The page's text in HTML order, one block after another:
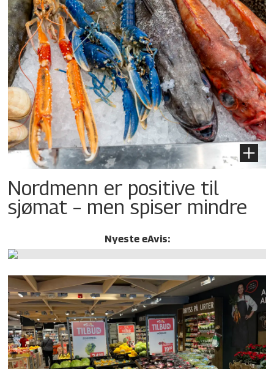
Nordmenn er positive til
sjømat – men spiser mindre
Nyeste eAvis: